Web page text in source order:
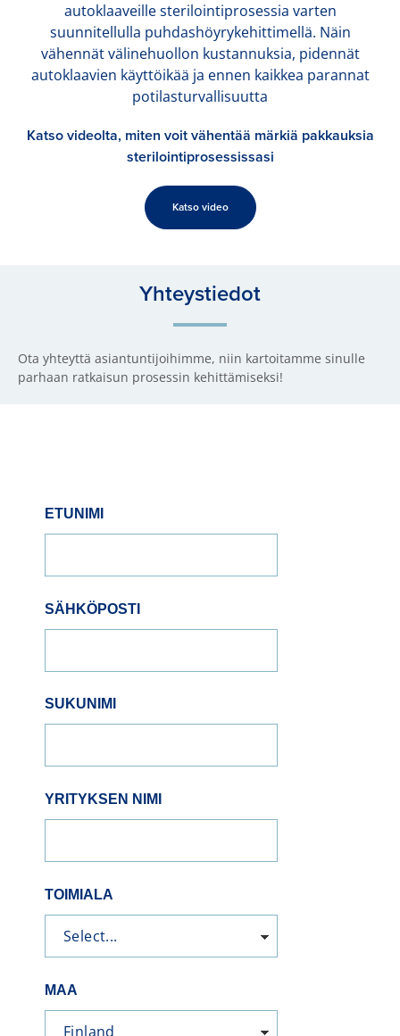
autoklaaveille sterilointiprosessia varten
suunnitellulla puhdashöyrykehittimellä. Näin
vähennät välinehuollon kustannuksia, pidennät
autoklaavien käyttöikää ja ennen kaikkea parannat
potilasturvallisuutta
Katso videolta, miten voit vähentää märkiä pakkauksia
sterilointiprosessissasi
Katso video
Yhteystiedot
Ota yhteyttä asiantuntijoihimme, niin kartoitamme sinulle
parhaan ratkaisun prosessin kehittämiseksi!
ETUNIMI
SÄHKÖPOSTI
SUKUNIMI
YRITYKSEN NIMI
TOIMIALA
MAA